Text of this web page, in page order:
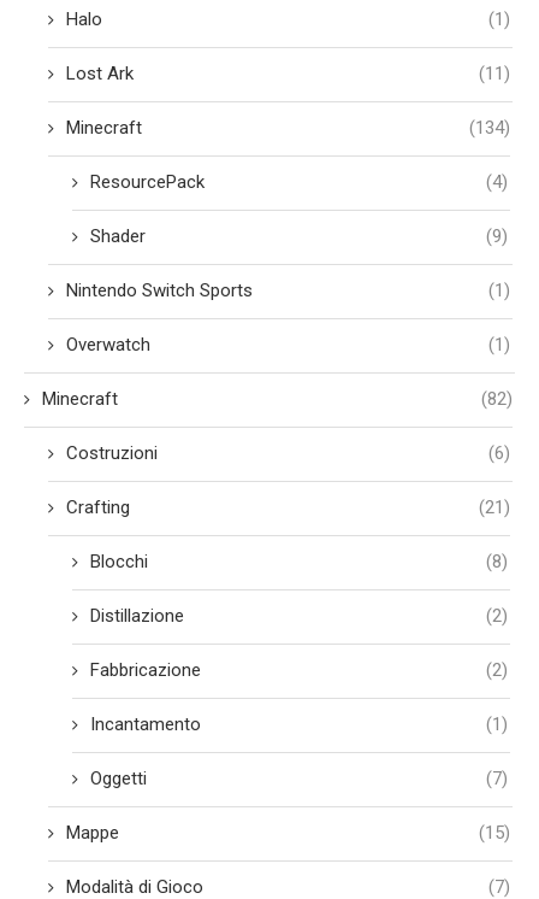
Halo (1)
Lost Ark (11)
Minecraft (134)
ResourcePack (4)
Shader (9)
Nintendo Switch Sports (1)
Overwatch (1)
Minecraft (82)
Costruzioni (6)
Crafting (21)
Blocchi (8)
Distillazione (2)
Fabbricazione (2)
Incantamento (1)
Oggetti (7)
Mappe (15)
Modalità di Gioco (7)